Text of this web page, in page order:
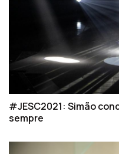
#JESC2021: Simão
sempre